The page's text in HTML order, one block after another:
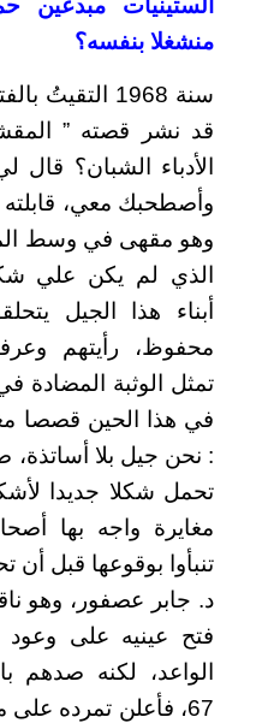
الستينيات مبدعين
منشغلا بنفسه؟
سنة 1968
قد نشر قصته ”
الأدباء الشبان؟ قال
وأصطحبك معي،
وهو مقهى في وسط
الذي لم يكن علي
أبناء هذا الجيل
محفوظ، رأيتهم
تمثل الوثبة المضادة
في هذا الحين قصصا
تحمل شكلا جديدا
تنبأوا بوقوعها قبل
د. جابر عصفور، وهو
فتح عينيه على وعود
الواعد، لكنه صدهم
67، فأعلن تمرده